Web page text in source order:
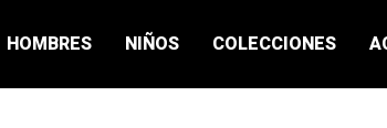
HOMBRES NIÑOS COLECCIONES